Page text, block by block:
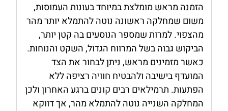
הזמנה מראש מומלצת במיוחד בעונות העמוסות,
משום שמחלקה ראשונה נוטה להתמלא יותר מהר
מהצפוי. למרות שמספר הנוסעים בה קטן יותר,
הביקוש גבוה בשל המרווח הגדול, השקט והנוחות.
כאשר מזמינים מראש, ניתן לבחור את הצד
המועדף בישיבה ולהבטיח חוויה רציפה ללא
הפתעות. תרמילאים רבים קונים ברגע האחרון ולכן
המחלקה השנייה נוטה להתמלא מהר, אך דווקא